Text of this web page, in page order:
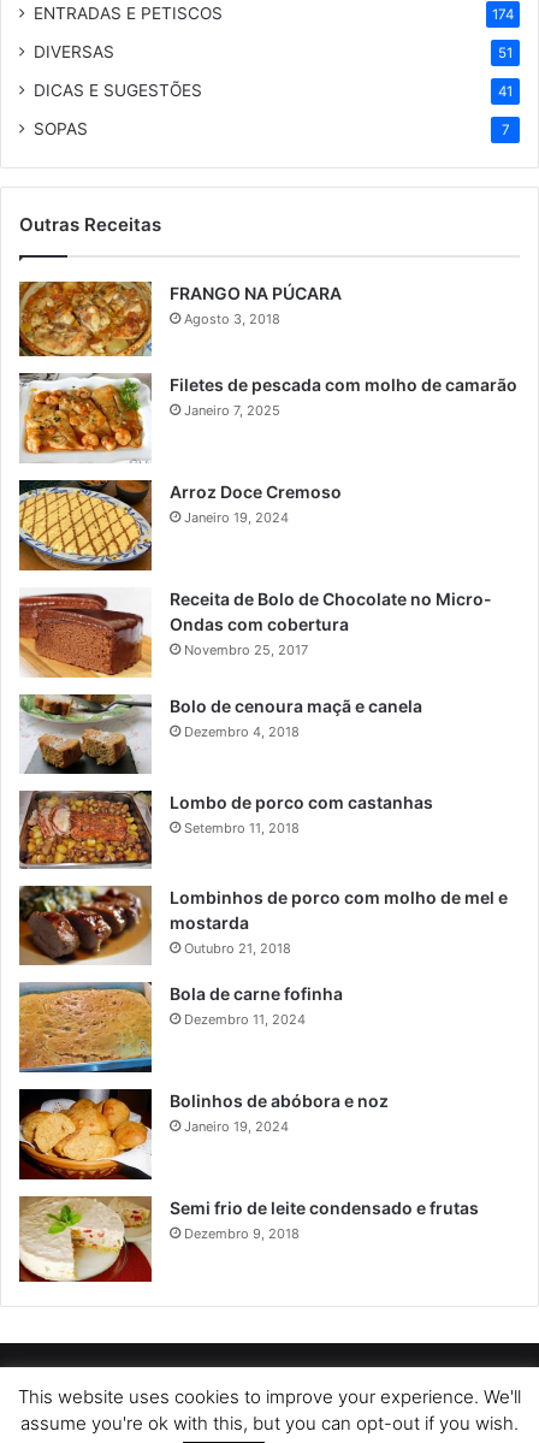
ENTRADAS E PETISCOS 174
DIVERSAS 51
DICAS E SUGESTÕES 41
SOPAS 7
Outras Receitas
FRANGO NA PÚCARA
Agosto 3, 2018
Filetes de pescada com molho de camarão
Janeiro 7, 2025
Arroz Doce Cremoso
Janeiro 19, 2024
Receita de Bolo de Chocolate no Micro-
Ondas com cobertura
Novembro 25, 2017
Bolo de cenoura maçã e canela
Dezembro 4, 2018
Lombo de porco com castanhas
Setembro 11, 2018
Lombinhos de porco com molho de mel e
mostarda
Outubro 21, 2018
Bola de carne fofinha
Dezembro 11, 2024
Bolinhos de abóbora e noz
Janeiro 19, 2024
Semi frio de leite condensado e frutas
Dezembro 9, 2018
POLÍTICA DE PRIVACIDADE SOBRE NÓS
POLÍTICA DE COOKIES
TERMOS DE USO
This website uses cookies to improve your experience. We'll
assume you're ok with this, but you can opt-out if you wish.